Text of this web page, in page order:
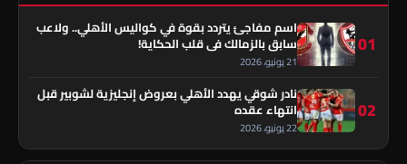
01
اسم مفاجئ يتردد بقوة في كواليس الأهلي.. ولاعب
سابق بالزمالك في قلب الحكاية!
21 يونيو، 2026
02
نادر شوقي يهدد الأهلي بعروض إنجليزية لشوبير قبل
انتهاء عقده
22 يونيو، 2026